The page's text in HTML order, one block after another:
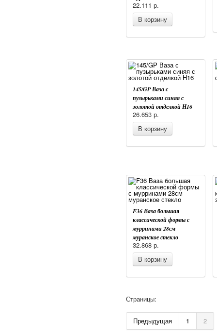
22.111 р.
В корзину
145/GP Ваза с
пузырьками синяя с
золотой отделкой Н16
26.653 р.
В корзину
F36 Ваза большая
классической формы с
мурринами 28см
муранское стекло
32.868 р.
В корзину
Страницы:
Предыдущая 1 2